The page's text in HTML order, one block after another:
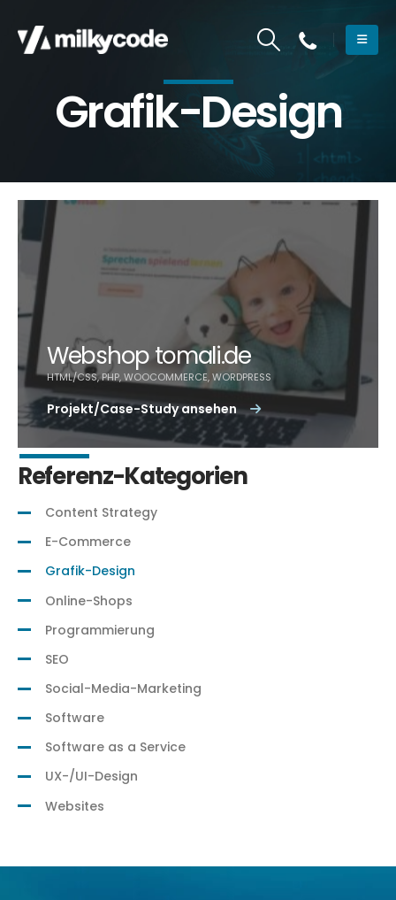
Grafik-Design
Projekt/Case-Study ansehen
Webshop tomali.de
HTML/CSS, PHP, WOOCOMMERCE, WORDPRESS
Referenz-Kategorien
Content Strategy
E-Commerce
Grafik-Design
Online-Shops
Programmierung
SEO
Social-Media-Marketing
Software
Software as a Service
UX-/UI-Design
Websites